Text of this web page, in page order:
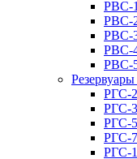
РВС-
РВС-
РВС-
РВС-
РВС-
РГС-
РГС-
РГС-
РГС-
РГС-